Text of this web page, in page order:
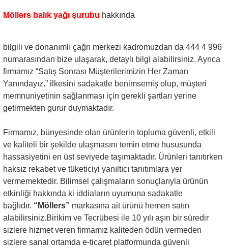
Möllers balık yağı şurubu hakkında
bilgili ve donanımlı çağrı merkezi kadromuzdan da 444 4 996
numarasından bize ulaşarak, detaylı bilgi alabilirsiniz. Ayrıca
firmamız “Satış Sonrası Müşterilerimizin Her Zaman
Yanındayız.” ilkesini sadakatle benimsemiş olup, müşteri
memnuniyetinin sağlanması için gerekli şartları yerine
getirmekten gurur duymaktadır.
Firmamız, bünyesinde olan ürünlerin topluma güvenli, etkili
ve kaliteli bir şekilde ulaşmasını temin etme hususunda
hassasiyetini en üst seviyede taşımaktadır. Ürünleri tanıtırken
haksız rekabet ve tüketiciyi yanıltıcı tanıtımlara yer
vermemektedir. Bilimsel çalışmaların sonuçlarıyla ürünün
etkinliği hakkında ki iddiaların uyumuna sadakatle
bağlıdır. “Möllers” markasına ait ürünü hemen satın
alabilirsiniz.Birikim ve Tecrübesi ile 10 yılı aşın bir süredir
sizlere hizmet veren firmamız kaliteden ödün vermeden
sizlere sanal ortamda e-ticaret platformunda güvenli